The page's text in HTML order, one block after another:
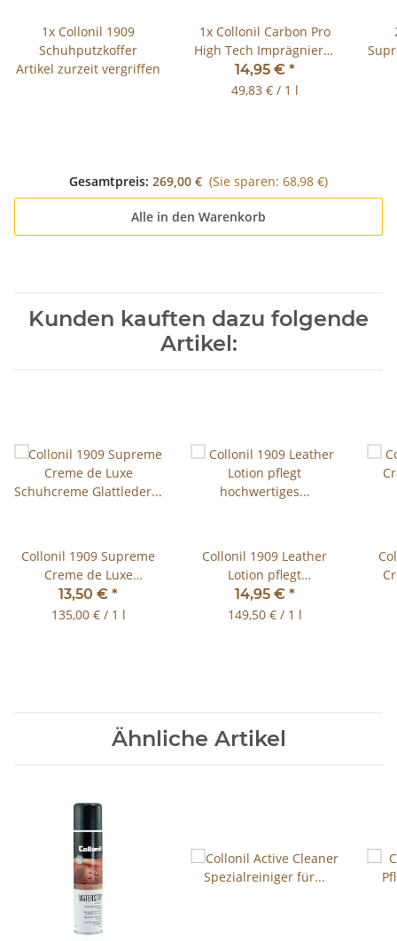
1x Collonil 1909
Schuhputzkoffer
Artikel zurzeit vergriffen
1x Collonil Carbon Pro
High Tech Imprägnierer
300ml
14,95 € *
49,83 € / 1 l
Gesamtpreis: 269,00 € (Sie sparen: 68,98 €)
Alle in den Warenkorb
Kunden kauften dazu folgende
Artikel:
Collonil 1909 Supreme
Creme de Luxe
Schuhcreme Glattleder
100 ml
13,50 € *
135,00 € / 1 l
Collonil 1909 Leather
Lotion pflegt
hochwertiges Glattleder
100ml
14,95 € *
149,50 € / 1 l
Ähnliche Artikel